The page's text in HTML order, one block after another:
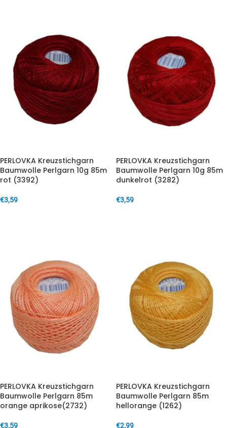
PERLOVKA Kreuzstichgarn
Baumwolle Perlgarn 10g 85m
rot (3392)
€3,59
PERLOVKA Kreuzstichgarn
Baumwolle Perlgarn 10g 85m
dunkelrot (3282)
€3,59
PERLOVKA Kreuzstichgarn
Baumwolle Perlgarn 85m
orange aprikose(2732)
€3,59
PERLOVKA Kreuzstichgarn
Baumwolle Perlgarn 85m
hellorange (1262)
€2,99